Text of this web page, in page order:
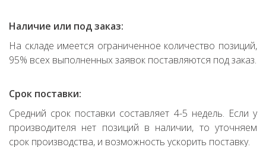
Наличие или под заказ:
На складе имеется ограниченное количество позиций,
95% всех выполненных заявок поставляются под заказ.
Срок поставки:
Средний срок поставки составляет 4-5 недель. Если у
производителя нет позиций в наличии, то уточняем
срок производства, и возможность ускорить поставку.